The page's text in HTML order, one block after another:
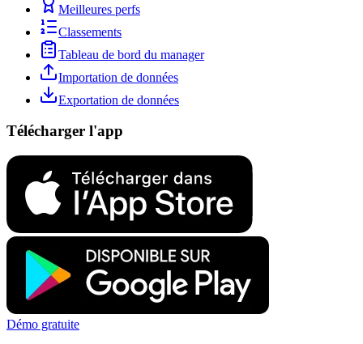
Meilleures perfs
Classements
Tableau de bord du manager
Importation de données
Exportation de données
Télécharger l'app
Démo gratuite